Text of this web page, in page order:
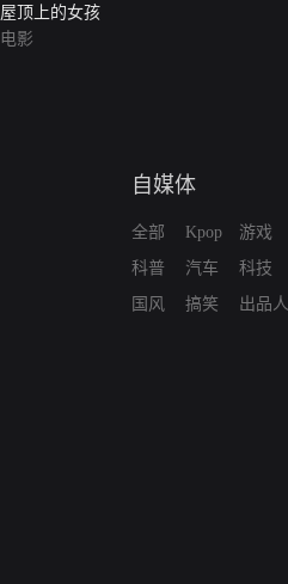
屋顶上的女孩
电影
自媒体
全部
科普
国风
Kpop
汽车
搞笑
游戏
科技
出品人